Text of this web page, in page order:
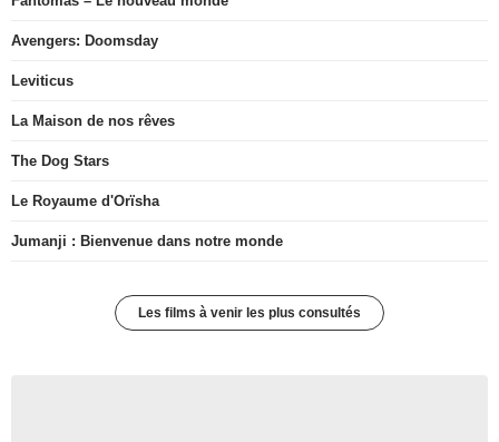
Avengers: Doomsday
Leviticus
La Maison de nos rêves
The Dog Stars
Le Royaume d'Orïsha
Jumanji : Bienvenue dans notre monde
Les films à venir les plus consultés